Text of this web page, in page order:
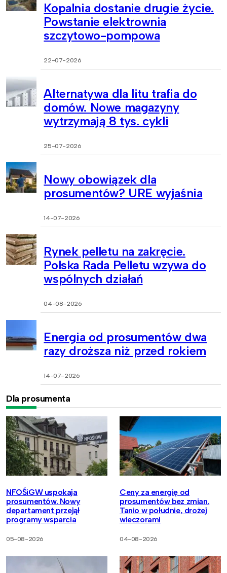
Kopalnia dostanie drugie życie.
Powstanie elektrownia
szczytowo-pompowa
22-07-2026
Alternatywa dla litu trafia do
domów. Nowe magazyny
wytrzymają 8 tys. cykli
25-07-2026
Nowy obowiązek dla
prosumentów? URE wyjaśnia
14-07-2026
Rynek pelletu na zakręcie.
Polska Rada Pelletu wzywa do
wspólnych działań
04-08-2026
Energia od prosumentów dwa
razy droższa niż przed rokiem
14-07-2026
Dla prosumenta
NFOŚiGW uspokaja
prosumentów. Nowy
departament przejął
programy wsparcia
05-08-2026
Ceny za energię od
prosumentów bez zmian.
Tanio w południe, drożej
wieczorami
04-08-2026